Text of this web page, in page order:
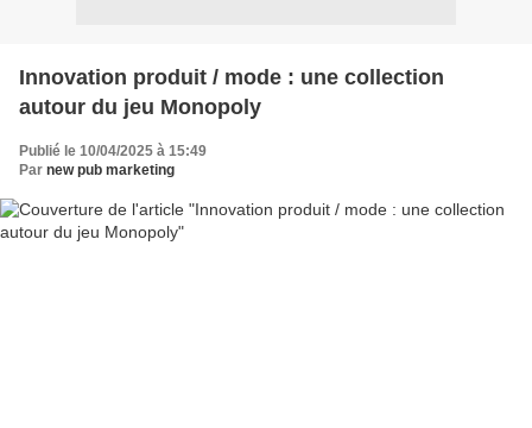
Innovation produit / mode : une collection
autour du jeu Monopoly
Publié le 10/04/2025 à 15:49
Par new pub marketing